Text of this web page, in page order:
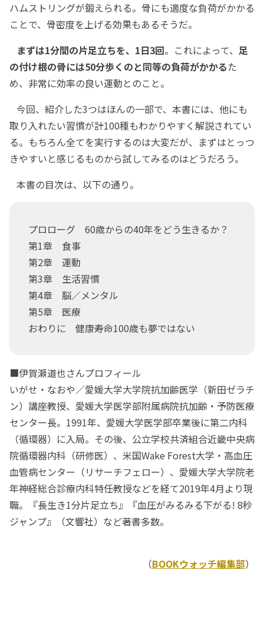
ハムストリングが鍛えられる。骨にも適度な負荷がかかる
ことで、骨密度を上げる効果もあるそうだ。
まずは1分間の片足立ちを、1日3回。これによって、 足
の付け根の骨には50分歩くのと同等の負荷がかかるた
め、非常に効率の良い運動とのこと。
今回、紹介した3つはほんの一部で、本書には、他にも
取り入れたい習慣が計100種もわかりやすく解説されてい
る。もちろん全てを実行するのは大変だが、まずはとっつ
きやすいと感じるものから試してみるのはどうだろう。
本書の目次は、以下の通り。
プロローグ 60歳からの40年をどう生きるか？
第1章 食事
第2章 運動
第3章 生活習慣
第4章 脳／メンタル
第5章 医療
おわりに 健康寿命100歳も夢ではない
■伊賀瀬道也さんプロフィール
いがせ・なおや／愛媛大学大学院抗加齢医学（新田ゼラチ
ン）講座教授、愛媛大学医学部附属病院抗加齢・予防医療
センター長。1991年、愛媛大学医学部卒業後に第二内科
（循環器）に入局。その後、公立学校共済組合近畿中央病
院循環器内科（研修医）、米国Wake Forest大学・高血圧
血管病センター（リサーチフェロー）、愛媛大学大学院老
年神経総合診療内科特任教授などを経て2019年4月より現
職。『長生き1分片足立ち』『血圧がみるみる下がる! 8秒
ジャンプ』（文響社）など著書多数。
（BOOKウォッチ編集部）